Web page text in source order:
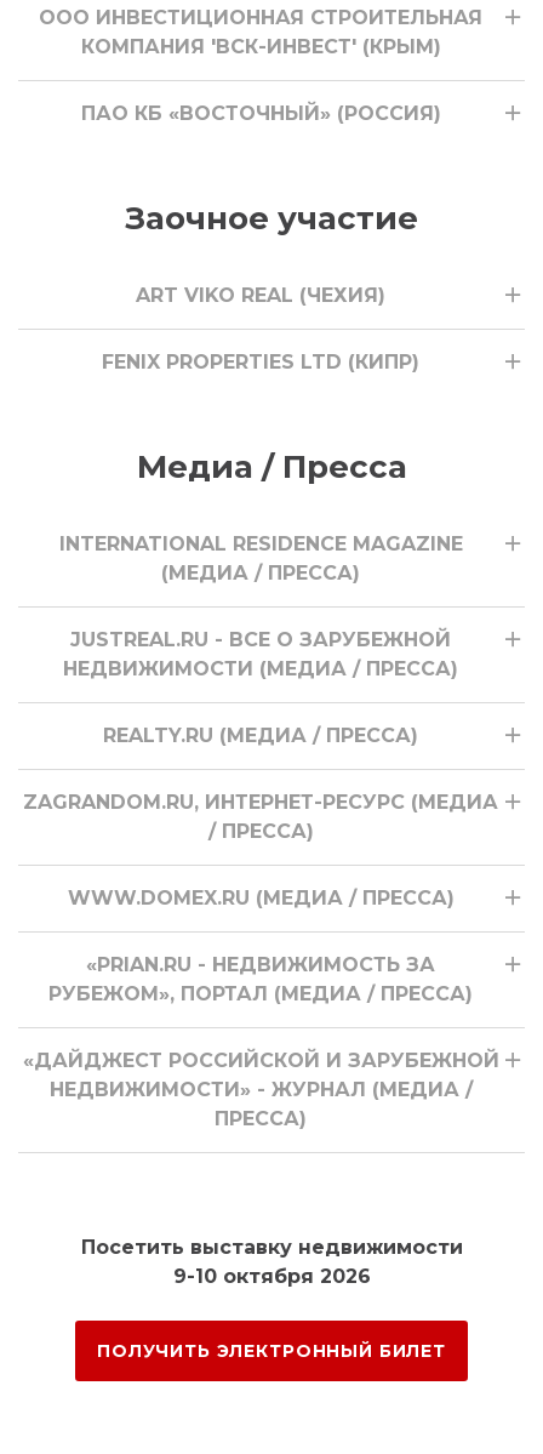
ООО ИНВЕСТИЦИОННАЯ СТРОИТЕЛЬНАЯ
КОМПАНИЯ 'ВСК-ИНВЕСТ' (КРЫМ)
ПАО КБ «ВОСТОЧНЫЙ» (РОССИЯ)
Заочное участие
ART VIKO REAL (ЧЕХИЯ)
FENIX PROPERTIES LTD (КИПР)
Медиа / Пресса
INTERNATIONAL RESIDENCE MAGAZINE
(МЕДИА / ПРЕССА)
JUSTREAL.RU - ВСЕ О ЗАРУБЕЖНОЙ
НЕДВИЖИМОСТИ (МЕДИА / ПРЕССА)
REALTY.RU (МЕДИА / ПРЕССА)
ZAGRANDOM.RU, ИНТЕРНЕТ-РЕСУРС (МЕДИА
/ ПРЕССА)
WWW.DOMEX.RU (МЕДИА / ПРЕССА)
«PRIAN.RU - НЕДВИЖИМОСТЬ ЗА
РУБЕЖОМ», ПОРТАЛ (МЕДИА / ПРЕССА)
«ДАЙДЖЕСТ РОССИЙСКОЙ И ЗАРУБЕЖНОЙ
НЕДВИЖИМОСТИ» - ЖУРНАЛ (МЕДИА /
ПРЕССА)
Посетить выставку недвижимости
9-10 октября 2026
ПОЛУЧИТЬ ЭЛЕКТРОННЫЙ БИЛЕТ